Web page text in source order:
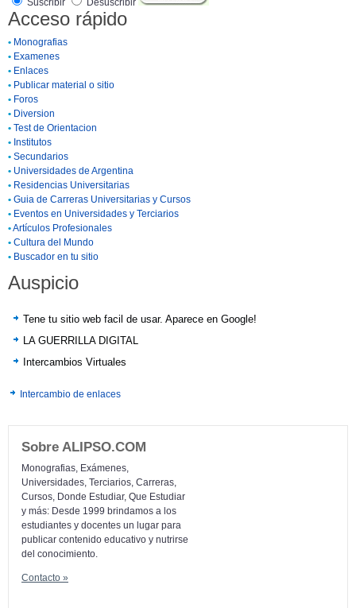
Suscribir Desuscribir
Acceso rápido
• Monografias
• Examenes
• Enlaces
• Publicar material o sitio
• Foros
• Diversion
• Test de Orientacion
• Institutos
• Secundarios
• Universidades de Argentina
• Residencias Universitarias
• Guia de Carreras Universitarias y Cursos
• Eventos en Universidades y Terciarios
•Artículos Profesionales
• Cultura del Mundo
• Buscador en tu sitio
Auspicio
Tene tu sitio web facil de usar. Aparece en Google!
LA GUERRILLA DIGITAL
Intercambios Virtuales
Intercambio de enlaces
Sobre ALIPSO.COM
Monografias, Exámenes,
Universidades, Terciarios, Carreras,
Cursos, Donde Estudiar, Que Estudiar
y más: Desde 1999 brindamos a los
estudiantes y docentes un lugar para
publicar contenido educativo y nutrirse
del conocimiento.
Contacto »